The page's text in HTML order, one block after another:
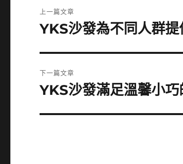
章
上一篇文章
上
篇
文
YKS沙發為不同人群
下一篇文章
下
篇
YKS沙發滿足溫馨小